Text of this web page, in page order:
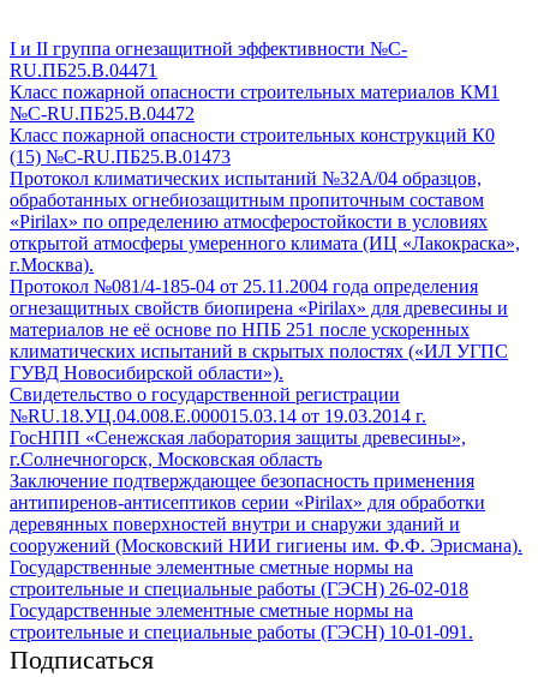
I и II группа огнезащитной эффективности №C-
RU.ПБ25.В.04471
Класс пожарной опасности строительных материалов КМ1
№C-RU.ПБ25.В.04472
Класс пожарной опасности строительных конструкций К0
(15) №С-RU.ПБ25.В.01473
Протокол климатических испытаний №32А/04 образцов,
обработанных огнебиозащитным пропиточным составом
«Pirilax» по определению атмосферостойкости в условиях
открытой атмосферы умеренного климата (ИЦ «Лакокраска»,
г.Москва).
Протокол №081/4-185-04 от 25.11.2004 года определения
огнезащитных свойств биопирена «Pirilax» для древесины и
материалов не её основе по НПБ 251 после ускоренных
климатических испытаний в скрытых полостях («ИЛ УГПС
ГУВД Новосибирской области»).
Свидетельство о государственной регистрации
№RU.18.УЦ.04.008.Е.000015.03.14 от 19.03.2014 г.
ГосНПП «Сенежская лаборатория защиты древесины»,
г.Солнечногорск, Московская область
Заключение подтверждающее безопасность применения
антипиренов-антисептиков серии «Pirilax» для обработки
деревянных поверхностей внутри и снаружи зданий и
сооружений (Московский НИИ гигиены им. Ф.Ф. Эрисмана).
Государственные элементные сметные нормы на
строительные и специальные работы (ГЭСН) 26-02-018
Государственные элементные сметные нормы на
строительные и специальные работы (ГЭСН) 10-01-091.
Подписаться